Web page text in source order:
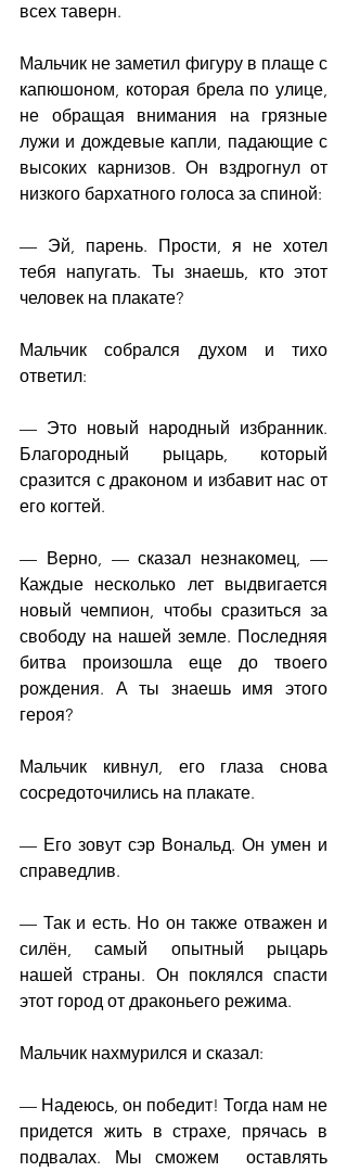
всех таверн.
Мальчик не заметил фигуру в плаще с
капюшоном, которая брела по улице,
не обращая внимания на грязные
лужи и дождевые капли, падающие с
высоких карнизов. Он вздрогнул от
низкого бархатного голоса за спиной:
— Эй, парень. Прости, я не хотел
тебя напугать. Ты знаешь, кто этот
человек на плакате?
Мальчик собрался духом и тихо
ответил:
— Это новый народный избранник.
Благородный рыцарь, который
сразится с драконом и избавит нас от
его когтей.
— Верно, — сказал незнакомец, —
Каждые несколько лет выдвигается
новый чемпион, чтобы сразиться за
свободу на нашей земле. Последняя
битва произошла еще до твоего
рождения. А ты знаешь имя этого
героя?
Мальчик кивнул, его глаза снова
сосредоточились на плакате.
— Его зовут сэр Вональд. Он умен и
справедлив.
— Так и есть. Но он также отважен и
силён, самый опытный рыцарь
нашей страны. Он поклялся спасти
этот город от драконьего режима.
Мальчик нахмурился и сказал:
— Надеюсь, он победит! Тогда нам не
придется жить в страхе, прячась в
подвалах. Мы сможем  оставлять